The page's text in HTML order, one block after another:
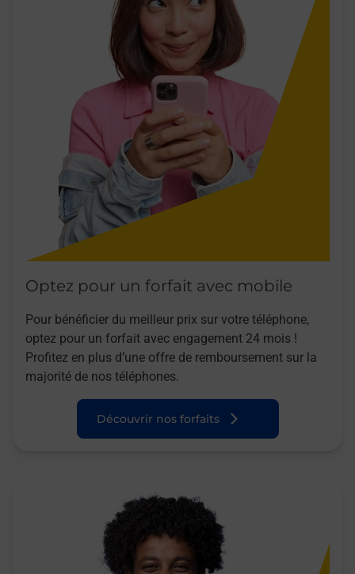
Optez pour un forfait avec mobile
Pour bénéficier du meilleur prix sur votre téléphone,
optez pour un forfait avec engagement 24 mois !
Profitez en plus d’une offre de remboursement sur la
majorité de nos téléphones.
Découvrir nos forfaits